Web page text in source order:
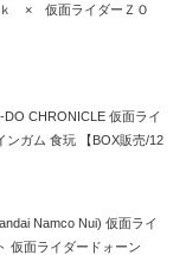
ｋ × 仮面ライダーＺＯ
DO CHRONICLE 仮面ライ
ンガム 食玩 【BOX販売/12
Namco Nui) 仮面ライ
仮面ライダードォーン